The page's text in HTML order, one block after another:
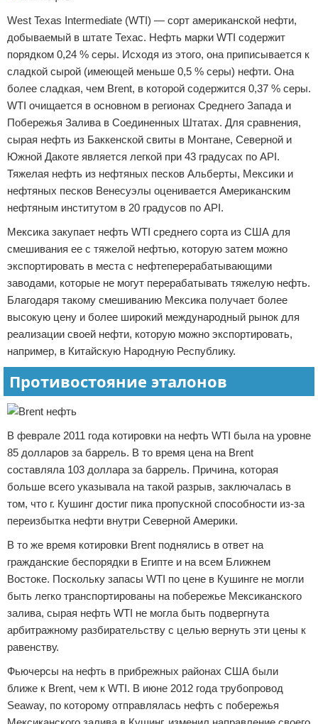
West Texas Intermediate (WTI) — сорт американской нефти,
добываемый в штате Техас. Нефть марки WTI содержит
порядком 0,24 % серы. Исходя из этого, она приписывается к
сладкой сырой (имеющей меньше 0,5 % серы) нефти. Она
более сладкая, чем Brent, в которой содержится 0,37 % серы.
WTI очищается в основном в регионах Среднего Запада и
Побережья Залива в Соединенных Штатах. Для сравнения,
сырая нефть из Баккенской свиты в Монтане, Северной и
Южной Дакоте является легкой при 43 градусах по API.
Тяжелая нефть из нефтяных песков Альберты, Мексики и
нефтяных песков Венесуэлы оценивается Американским
нефтяным институтом в 20 градусов по API.
Мексика закупает нефть WTI среднего сорта из США для
смешивания ее с тяжелой нефтью, которую затем можно
экспортировать в места с нефтеперерабатывающими
заводами, которые не могут перерабатывать тяжелую нефть.
Благодаря такому смешиванию Мексика получает более
высокую цену и более широкий международный рынок для
реализации своей нефти, которую можно экспортировать,
например, в Китайскую Народную Республику.
Противостояние эталонов
В феврале 2011 года котировки на нефть WTI была на уровне
85 долларов за баррель. В то время цена на Brent
составляла 103 доллара за баррель. Причина, которая
больше всего указывала на такой разрыв, заключалась в
том, что г. Кушинг достиг пика пропускной способности из-за
переизбытка нефти внутри Северной Америки.
В то же время котировки Brent поднялись в ответ на
гражданские беспорядки в Египте и на всем Ближнем
Востоке. Поскольку запасы WTI по ​​цене в Кушинге не могли
быть легко транспортированы на побережье Мексиканского
залива, сырая нефть WTI не могла быть подвергнута
арбитражному разбирательству с целью вернуть эти цены к
равенству.
Фьючерсы на нефть в прибрежных районах США были
ближе к Brent, чем к WTI. В июне 2012 года трубопровод
Seaway, по которому отправлялась нефть с побережья